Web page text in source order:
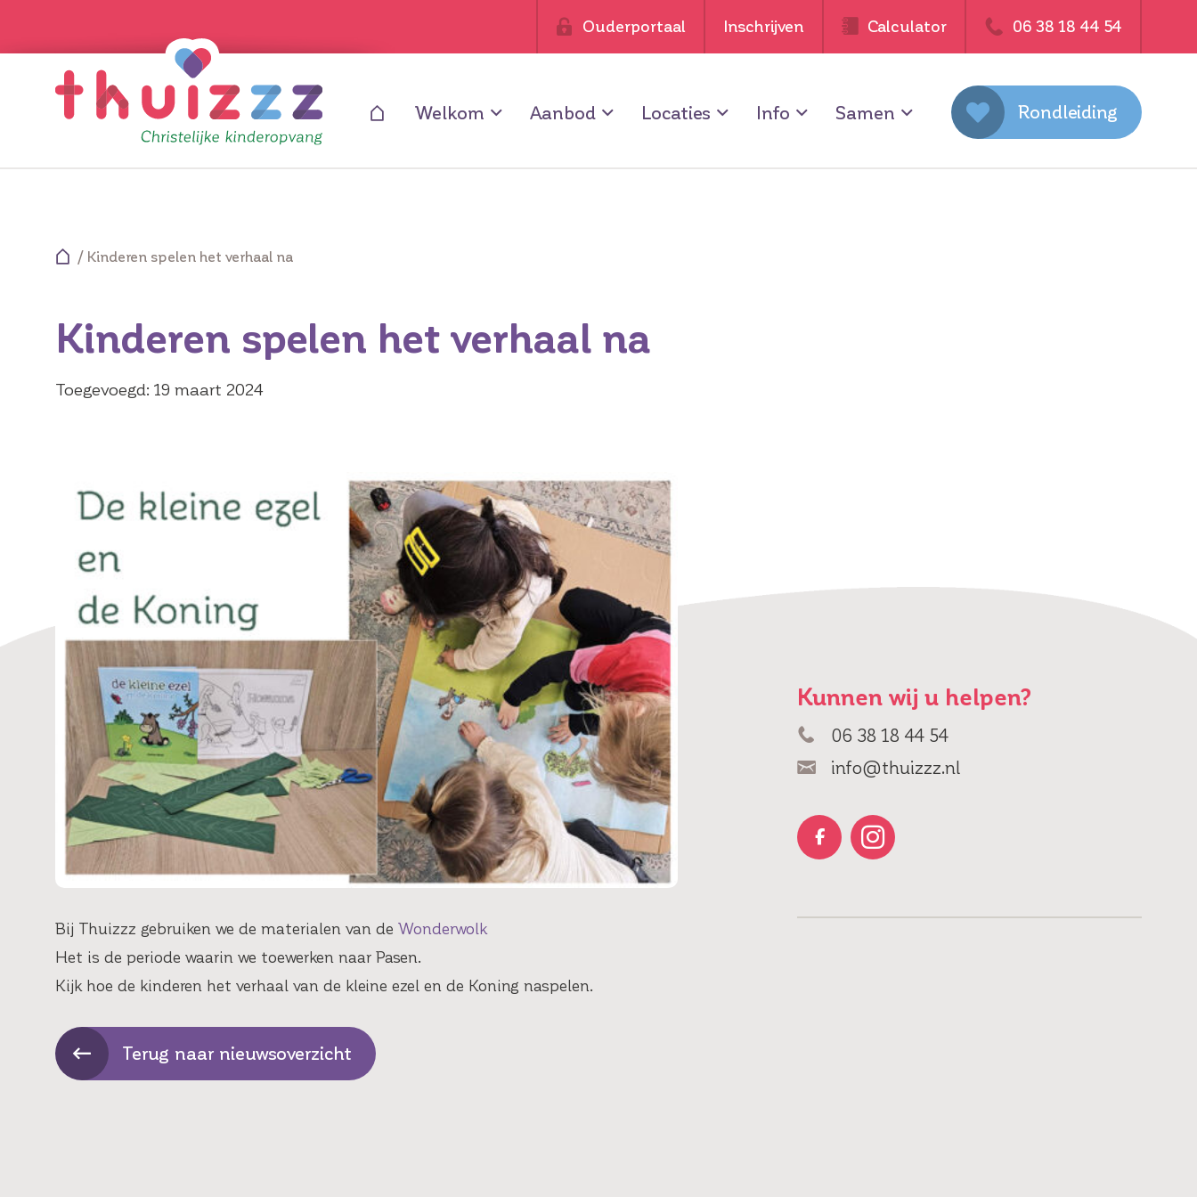
Ouderportaal Inschrijven Calculator 06 38 18 44 54
Welkom Aanbod Locaties Info Samen Rondleiding
/ Kinderen spelen het verhaal na
Kinderen spelen het verhaal na
Toegevoegd: 19 maart 2024
Bij Thuizzz gebruiken we de materialen van de Wonderwolk
Het is de periode waarin we toewerken naar Pasen.
Kijk hoe de kinderen het verhaal van de kleine ezel en de Koning naspelen.
Terug naar nieuwsoverzicht
Kunnen wij u helpen?
06 38 18 44 54
info@thuizzz.nl